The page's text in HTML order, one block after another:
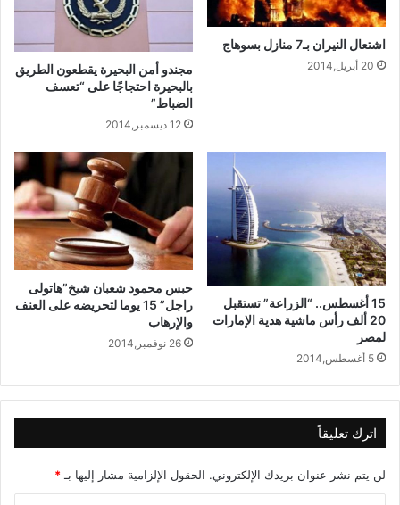
اشتعال النيران بـ7 منازل بسوهاج
20 أبريل,2014
مجندو أمن البحيرة يقطعون الطريق
بالبحيرة احتجاجًا على “تعسف
الضباط”
12 ديسمبر,2014
15 أغسطس.. “الزراعة” تستقبل
20 ألف رأس ماشية هدية الإمارات
لمصر
5 أغسطس,2014
حبس محمود شعبان شيخ”هاتولى
راجل” 15 يوما لتحريضه على العنف
والإرهاب
26 نوفمبر,2014
اترك تعليقاً
لن يتم نشر عنوان بريدك الإلكتروني. الحقول الإلزامية مشار إليها بـ *